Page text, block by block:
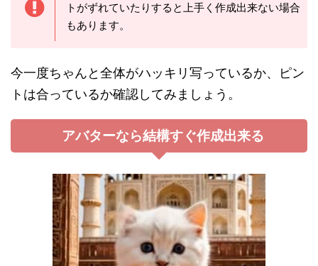
トがずれていたりすると上手く作成出来ない場合
もあります。
今一度ちゃんと全体がハッキリ写っているか、ピン
トは合っているか確認してみましょう。
アバターなら結構すぐ作成出来る